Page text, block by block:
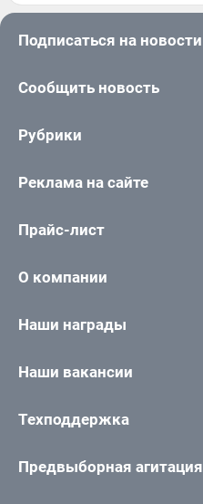
Подписаться на новости
Сообщить новость
Рубрики
Реклама на сайте
Прайс-лист
О компании
Наши награды
Наши вакансии
Техподдержка
Предвыборная агитация